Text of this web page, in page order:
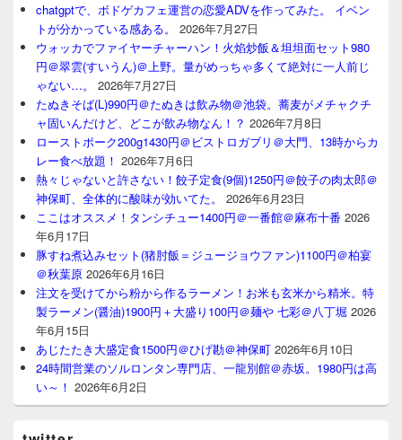
chatgptで、ボドゲカフェ運営の恋愛ADVを作ってみた。 イベン
トが分かっている感ある。
2026年7月27日
ウォッカでファイヤーチャーハン！火焰炒飯＆坦坦面セット980
円＠翠雲(すいうん)＠上野。量がめっちゃ多くて絶対に一人前じ
ゃない…。
2026年7月27日
たぬきそば(L)990円＠たぬきは飲み物＠池袋。蕎麦がメチャクチ
ャ固いんだけど、どこが飲み物なん！？ 2026年7月8日
ローストポーク200g1430円＠ビストロガブリ＠大門、13時からカ
レー食べ放題！ 2026年7月6日
熱々じゃないと許さない！餃子定食(9個)1250円＠餃子の肉太郎＠
神保町、全体的に酸味が効いてた。
2026年6月23日
ここはオススメ！タンシチュー1400円＠一番館＠麻布十番 2026
年6月17日
豚すね煮込みセット(猪肘飯＝ジュージョウファン)1100円＠柏宴
＠秋葉原 2026年6月16日
注文を受けてから粉から作るラーメン！お米も玄米から精米。特
製ラーメン(醤油)1900円＋大盛り100円＠麺や 七彩＠八丁堀 2026
年6月15日
あじたたき大盛定食1500円＠ひげ勘＠神保町 2026年6月10日
24時間営業のソルロンタン専門店、一龍別館＠赤坂。1980円は高
い～！ 2026年6月2日